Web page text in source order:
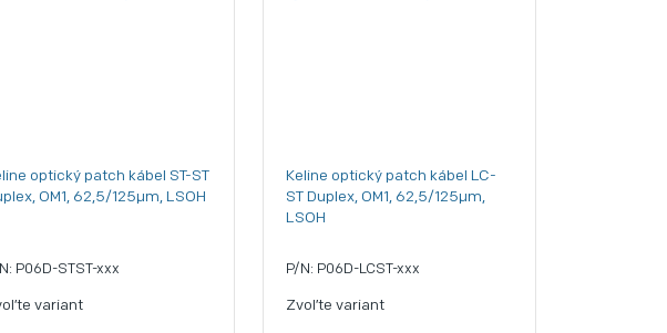
optický patch kábel ST-ST
OM1, 62,5/125µm, LSOH
P06D-STST-xxx
variant
Keline optický patch kábel LC-
ST Duplex, OM1, 62,5/125µm,
LSOH
P/N: P06D-LCST-xxx
Zvoľte variant